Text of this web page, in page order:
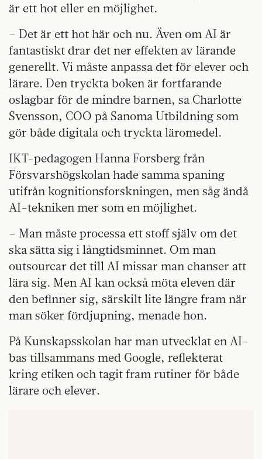
är ett hot eller en möjlighet.
– Det är ett hot här och nu. Även om AI är
fantastiskt drar det ner effekten av lärande
generellt. Vi måste anpassa det för elever och
lärare. Den tryckta boken är fortfarande
oslagbar för de mindre barnen, sa Charlotte
Svensson, COO på Sanoma Utbildning som
gör både digitala och tryckta läromedel.
IKT-pedagogen Hanna Forsberg från
Försvarshögskolan hade samma spaning
utifrån kognitionsforskningen, men såg ändå
AI-tekniken mer som en möjlighet.
– Man måste processa ett stoff själv om det
ska sätta sig i långtidsminnet. Om man
outsourcar det till AI missar man chanser att
lära sig. Men AI kan också möta eleven där
den befinner sig, särskilt lite längre fram när
man söker fördjupning, menade hon.
På Kunskapsskolan har man utvecklat en AI-
bas tillsammans med Google, reflekterat
kring etiken och tagit fram rutiner för både
lärare och elever.